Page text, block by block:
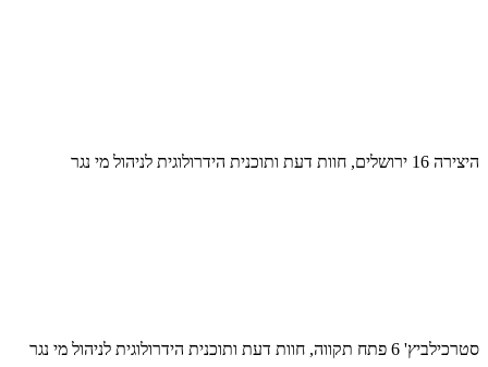
היצירה 16 ירושלים, חוות דעת ותוכנית הידרולוגית לניהול מי נגר
סטרכילביץ' 6 פתח תקווה, חוות דעת ותוכנית הידרולוגית לניהול מי נגר